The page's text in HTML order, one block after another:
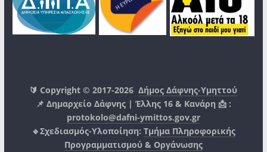
🔰 Copyright © 2017-2026Δήμος Δάφνης-Υμηττού
📌 Δημαρχείο Δάφνης | Έλλης 16 & Κανάρη 📩 :
protokolo@dafni-ymittos.gov.gr
🔹Σχεδιασμός-Υλοποίηση: Τμήμα Πληροφορικής
Προγραμματισμού & Οργάνωσης